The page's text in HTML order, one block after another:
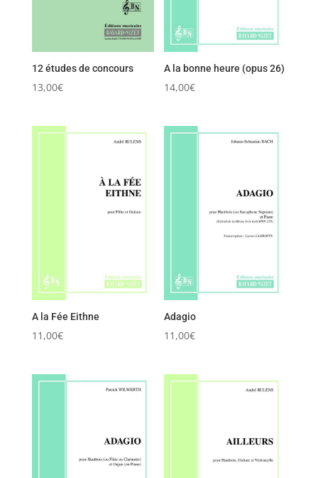
12 études de concours
13,00€
A la bonne heure (opus 26)
14,00€
A la Fée Eithne
11,00€
Adagio
11,00€